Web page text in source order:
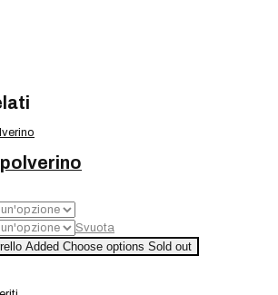
Svuota
Added Choose options Sold out